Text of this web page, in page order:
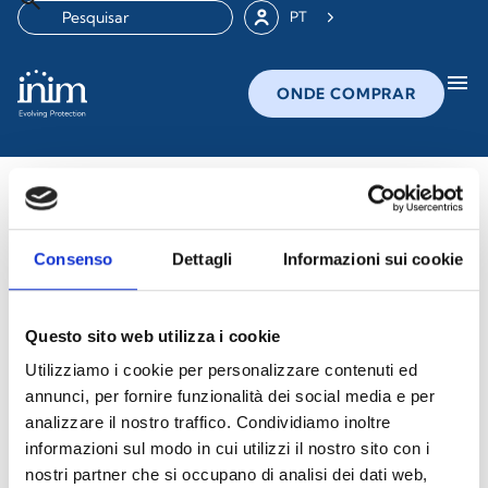
Consenso Dettagli Informazioni sui cookie
Questo sito web utilizza i cookie
Utilizziamo i cookie per personalizzare contenuti ed
annunci, per fornire funzionalità dei social media e per
analizzare il nostro traffico. Condividiamo inoltre
informazioni sul modo in cui utilizzi il nostro sito con i
nostri partner che si occupano di analisi dei dati web,
PT
ONDE COMPRAR menu
Denúncia de irregularidades
do qual quem trabalha ou colabora com uma
violações da legislação nacional ou comunitária ou
comportamentos ilícitos de que tenha tomado
conhecimento no âmbito do trabalho e que
prejudiquem o interesse público ou a integridade da
administração pública ou da entidade privada.